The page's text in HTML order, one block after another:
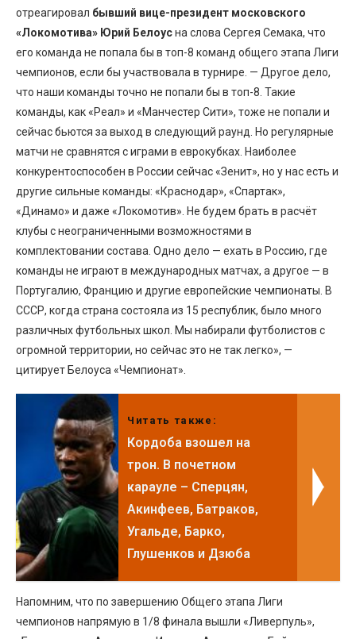
отреагировал бывший вице-президент московского
«Локомотива» Юрий Белоусна слова Сергея Семака, что
его команда не попала бы в топ-8 команд общего этапа Лиги
чемпионов, если бы участвовала в турнире. — Другое дело,
что наши команды точно не попали бы в топ-8. Такие
команды, как «Реал» и «Манчестер Сити», тоже не попали и
сейчас бьются за выход в следующий раунд. Но регулярные
матчи не сравнятся с играми в еврокубках. Наиболее
конкурентоспособен в России сейчас «Зенит», но у нас есть и
другие сильные команды: «Краснодар», «Спартак»,
«Динамо» и даже «Локомотив». Не будем брать в расчёт
клубы с неограниченными возможностями в
комплектовании состава. Одно дело — ехать в Россию, где
команды не играют в международных матчах, а другое — в
Португалию, Францию и другие европейские чемпионаты. В
СССР, когда страна состояла из 15 республик, было много
различных футбольных школ. Мы набирали футболистов с
огромной территории, но сейчас это не так легко», —
цитирует Белоуса «Чемпионат».
Читать также:
Кордоба взошел на
трон. В почетном
карауле – Сперцян,
Акинфеев, Батраков,
Угальде, Барко,
Глушенков и Дзюба
Напомним, что по завершению Общего этапа Лиги
чемпионов напрямую в 1/8 финала вышли «Ливерпуль»,